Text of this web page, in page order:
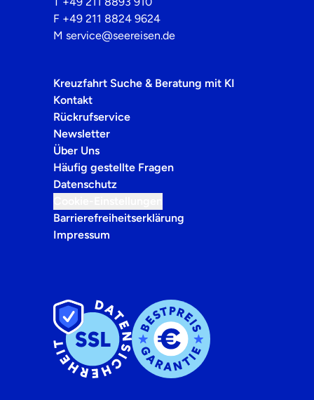
F +49 211 8824 9624
M service@seereisen.de
Kreuzfahrt Suche & Beratung mit KI
Kontakt
Rückrufservice
Newsletter
Über Uns
Häufig gestellte Fragen
Datenschutz
Barrierefreiheitserklärung
Impressum